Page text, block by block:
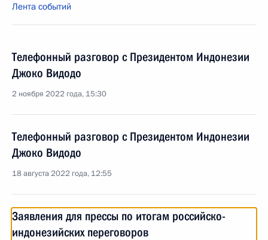
Лента событий
Телефонный разговор с Президентом Индонезии
Джоко Видодо
2 ноября 2022 года, 15:30
Телефонный разговор с Президентом Индонезии
Джоко Видодо
18 августа 2022 года, 12:55
Заявления для прессы по итогам российско-
индонезийских переговоров